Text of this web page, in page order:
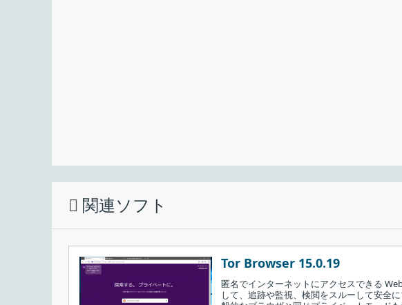
インストール先を確認して［Next］をクリックします。
関連ソフト
Tor Browser 15.0.19
匿名でインターネットにアクセスできる
して、追跡や監視、検閲をスルーして安全